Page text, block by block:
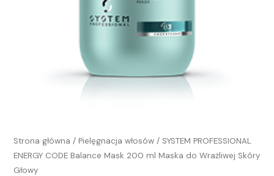
Strona główna /Pielęgnacja włosów / SYSTEM PROFESSIONAL
ENERGY CODE Balance Mask 200 ml Maska do Wrażliwej Skóry
Głowy